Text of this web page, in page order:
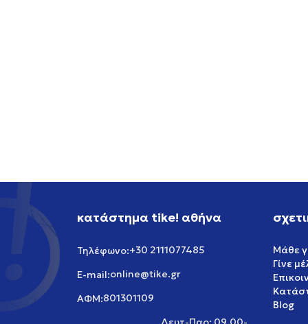
κατάστημα tike! αθήνα
Τηλέφωνο:+30 2111077485
E-mail:online@tike.gr
ΑΦΜ:801301109
Μάθε
Γίνε
Blog